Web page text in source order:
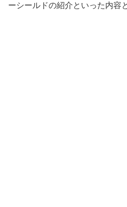
ーシールドの紹介といった内容